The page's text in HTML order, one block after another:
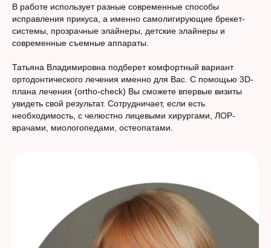
В работе использует разные современные способы
исправления прикуса, а именно самолигирующие брекет-
системы, прозрачные элайнеры, детские элайнеры и
современные съемные аппараты.
Татьяна Владимировна подберет комфортный вариант
ортодонтического лечения именно для Вас. С помощью 3D-
плана лечения (ortho-check) Вы сможете впервые визиты
увидеть свой результат. Сотрудничает, если есть
необходимость, с челюстно лицевыми хирургами, ЛОР-
врачами, миологопедами, остеопатами.